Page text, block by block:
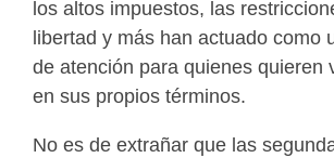
los altos impuestos, las
libertad y más han actuado como
de atención para quienes quieren
en sus propios términos.
No es de extrañar que las